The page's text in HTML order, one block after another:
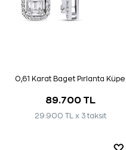
0,61 Karat Baget Pırlanta Küpe
89.700 TL
29.900 TL x 3 taksit